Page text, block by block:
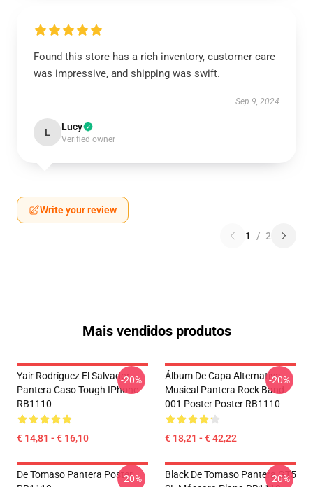
Found this store has a rich inventory, customer care
was impressive, and shipping was swift.
Sep 9, 2024
L Lucy
Verified owner
Write your review
1 / 2
Mais vendidos produtos
Yair Rodríguez El Salvador
Pantera Caso Tough IPhone
RB1110
€ 14,81 - € 16,10
-20%
Álbum De Capa Alternativa
Musical Pantera Rock Band
001 Poster Poster RB1110
€ 18,21 - € 42,22
-20%
De Tomaso Pantera Poster-20%
Black De Tomaso Pantera GT5
-20%